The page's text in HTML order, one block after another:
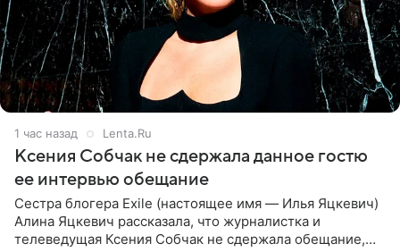
1 час назад Lenta.Ru
Ксения Собчак не сдержала данное гостю
ее интервью обещание
Сестра блогера Exile (настоящее имя — Илья Яцкевич)
Алина Яцкевич рассказала, что журналистка и
телеведущая Ксения Собчак не сдержала обещание,